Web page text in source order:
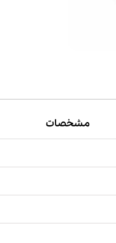
مشخصات